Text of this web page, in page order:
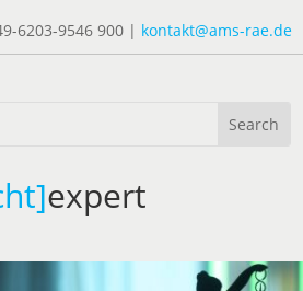
6203-9546 900 | kontakt@ams-rae.de
expert